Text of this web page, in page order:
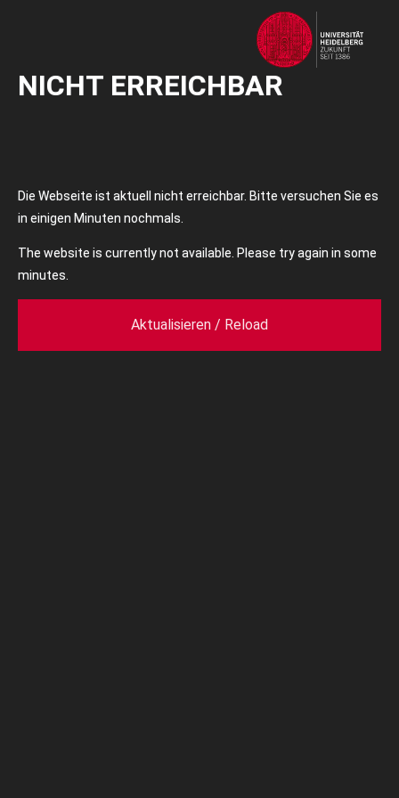
NICHT ERREICHBAR
Die Webseite ist aktuell nicht erreichbar. Bitte versuchen Sie es
in einigen Minuten nochmals.
The website is currently not available. Please try again in some
minutes.
Aktualisieren / Reload